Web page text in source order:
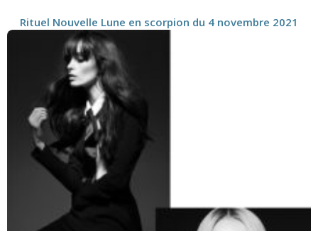
Rituel Nouvelle Lune en scorpion du 4 novembre 2021